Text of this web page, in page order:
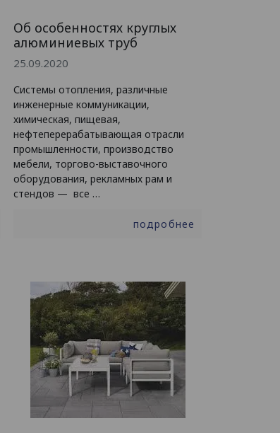
Об особенностях круглых
алюминиевых труб
25.09.2020
Системы отопления, различные
инженерные коммуникации,
химическая, пищевая,
нефтеперерабатывающая отрасли
промышленности, производство
мебели, торгово-выставочного
оборудования, рекламных рам и
стендов — все …
подробнее